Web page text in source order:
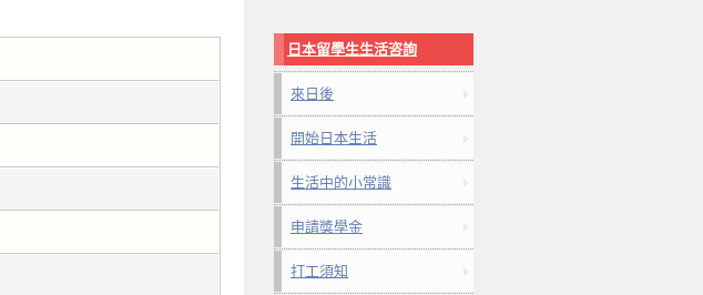
日本留學生生活咨詢
來日後
開始日本生活
生活中的小常識
申請獎學金
打工須知